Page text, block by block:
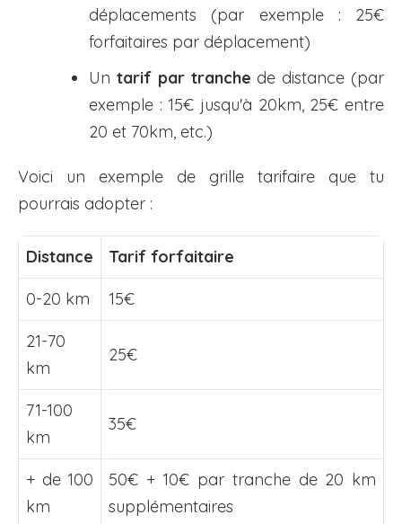
déplacements (par exemple : 25€
forfaitaires par déplacement)
Un tarif par tranche de distance (par
exemple : 15€ jusqu'à 20km, 25€ entre
20 et 70km, etc.)
Voici un exemple de grille tarifaire que tu
pourrais adopter :
Distance Tarif forfaitaire
0-20 km 15€
21-70
km
25€
71-100
km
35€
+ de 100
km
50€ + 10€ par tranche de 20 km
supplémentaires